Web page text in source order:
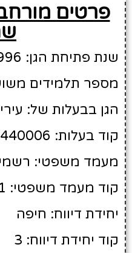
פרטים
שנת פתיחת הגן: 1996
מספר תלמידים משוער: 7
הגן בבעלות של:
קוד בעלות: 10440006
מעמד משפטי: רשמי
קוד מעמד משפטי: 1
יחידת דיווח: חיפה
קוד יחידת דיווח: 3